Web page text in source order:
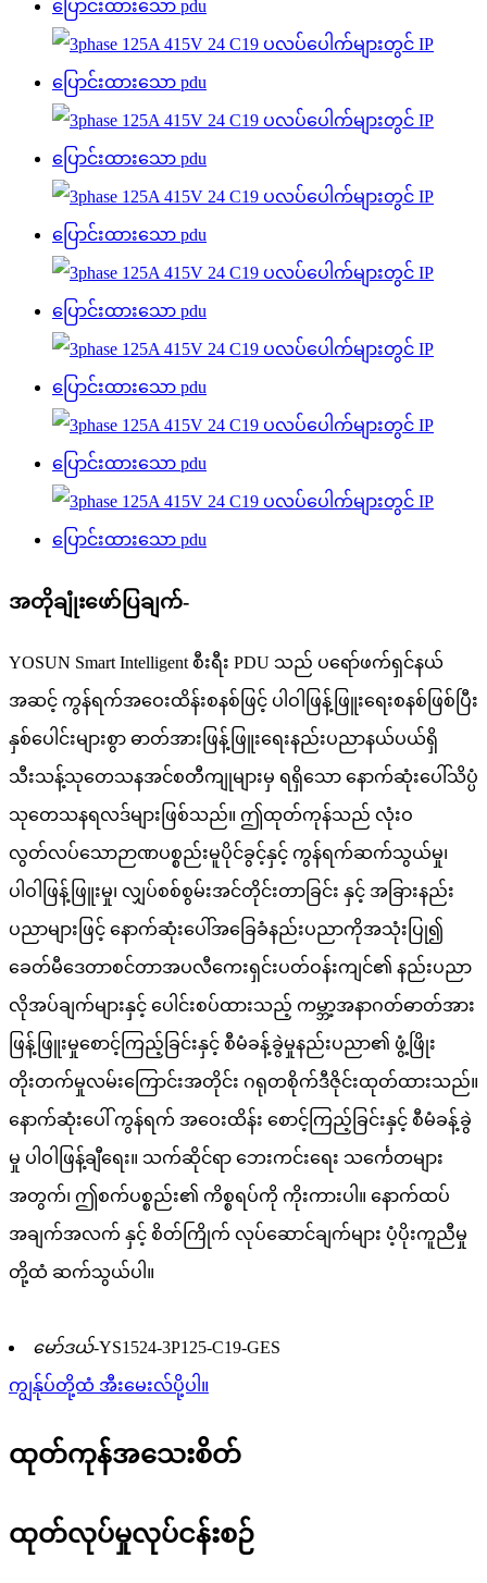
အတိုချုံးဖော်ပြချက်-
YOSUN Smart Intelligent စီးရီး PDU သည် ပရော်ဖက်ရှင်နယ်
အဆင့် ကွန်ရက်အဝေးထိန်းစနစ်ဖြင့် ပါဝါဖြန့်ဖြူးရေးစနစ်ဖြစ်ပြီး
နှစ်ပေါင်းများစွာ ဓာတ်အားဖြန့်ဖြူးရေးနည်းပညာနယ်ပယ်ရှိ
သီးသန့်သုတေသနအင်စတီကျုများမှ ရရှိသော နောက်ဆုံးပေါ်သိပ္ပံ
သုတေသနရလဒ်များဖြစ်သည်။ ဤထုတ်ကုန်သည် လုံးဝ
လွတ်လပ်သောဉာဏပစ္စည်းမူပိုင်ခွင့်နှင့် ကွန်ရက်ဆက်သွယ်မှု၊
ပါဝါဖြန့်ဖြူးမှု၊ လျှပ်စစ်စွမ်းအင်တိုင်းတာခြင်း နှင့် အခြားနည်း
ပညာများဖြင့် နောက်ဆုံးပေါ်အခြေခံနည်းပညာကိုအသုံးပြု၍
ခေတ်မီဒေတာစင်တာအပလီကေးရှင်းပတ်ဝန်းကျင်၏ နည်းပညာ
လိုအပ်ချက်များနှင့် ပေါင်းစပ်ထားသည့် ကမ္ဘာ့အနာဂတ်ဓာတ်အား
ဖြန့်ဖြူးမှုစောင့်ကြည့်ခြင်းနှင့် စီမံခန့်ခွဲမှုနည်းပညာ၏ ဖွံ့ဖြိုး
တိုးတက်မှုလမ်းကြောင်းအတိုင်း ဂရုတစိုက်ဒီဇိုင်းထုတ်ထားသည်။
နောက်ဆုံးပေါ် ကွန်ရက် အဝေးထိန်း စောင့်ကြည့်ခြင်းနှင့် စီမံခန့်ခွဲ
မှု ပါဝါဖြန့်ချီရေး။ သက်ဆိုင်ရာ ဘေးကင်းရေး သင်္ကေတများ
အတွက်၊ ဤစက်ပစ္စည်း၏ ကိစ္စရပ်ကို ကိုးကားပါ။ နောက်ထပ်
အချက်အလက် နှင့် စိတ်ကြိုက် လုပ်ဆောင်ချက်များ ပံ့ပိုးကူညီမှု
တို့ထံ ဆက်သွယ်ပါ။
မော်ဒယ်-YS1524-3P125-C19-GES
ကျွန်ုပ်တို့ထံ အီးမေးလ်ပို့ပါ။
ထုတ်ကုန်အသေးစိတ်
ထုတ်လုပ်မှုလုပ်ငန်းစဉ်